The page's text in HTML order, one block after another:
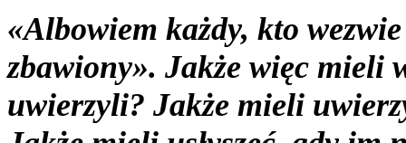
«Albowiem każdy, kto
zbawiony». Jakże więc mieli
uwierzyli? Jakże mieli